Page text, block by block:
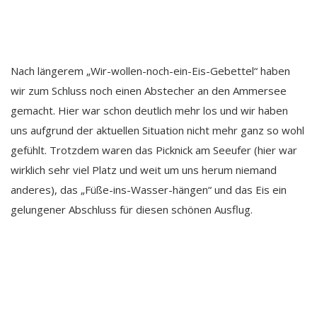
Nach längerem „Wir-wollen-noch-ein-Eis-Gebettel“ haben
wir zum Schluss noch einen Abstecher an den Ammersee
gemacht. Hier war schon deutlich mehr los und wir haben
uns aufgrund der aktuellen Situation nicht mehr ganz so wohl
gefühlt. Trotzdem waren das Picknick am Seeufer (hier war
wirklich sehr viel Platz und weit um uns herum niemand
anderes), das „Füße-ins-Wasser-hängen“ und das Eis ein
gelungener Abschluss für diesen schönen Ausflug.